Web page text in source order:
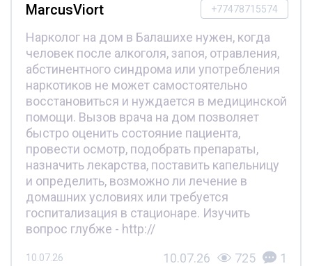
+77478715574
MarcusViort
Нарколог на дом в Балашихе нужен, когда
человек после алкоголя, запоя, отравления,
абстинентного синдрома или употребления
наркотиков не может самостоятельно
восстановиться и нуждается в медицинской
помощи. Вызов врача на дом позволяет
быстро оценить состояние пациента,
провести осмотр, подобрать препараты,
назначить лекарства, поставить капельницу
и определить, возможно ли лечение в
домашних условиях или требуется
госпитализация в стационаре. Изучить
вопрос глубже - http://
10.07.26 10.07.26 725 1